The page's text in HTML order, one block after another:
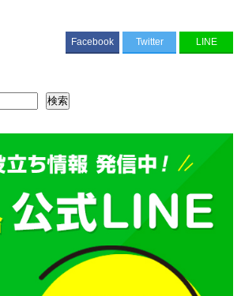
Facebook Twitter LINE
検索